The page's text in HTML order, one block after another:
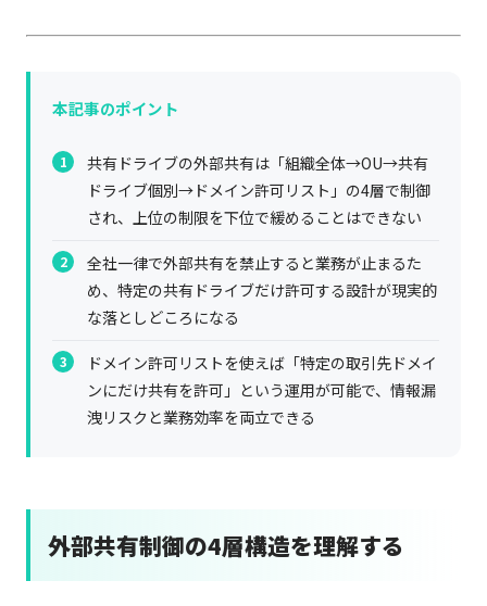
本記事のポイント
共有ドライブの外部共有は「組織全体→OU→共有
ドライブ個別→ドメイン許可リスト」の4層で制御
され、上位の制限を下位で緩めることはできない
全社一律で外部共有を禁止すると業務が止まるた
め、特定の共有ドライブだけ許可する設計が現実的
な落としどころになる
ドメイン許可リストを使えば「特定の取引先ドメイ
ンにだけ共有を許可」という運用が可能で、情報漏
洩リスクと業務効率を両立できる
外部共有制御の4層構造を理解する